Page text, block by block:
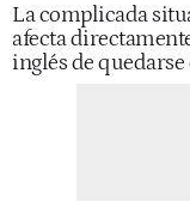
La complicada
afecta
inglés de